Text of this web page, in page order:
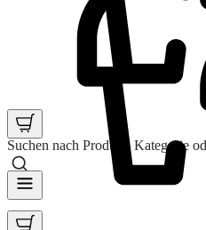
Suchen nach Produkt, Kategorie